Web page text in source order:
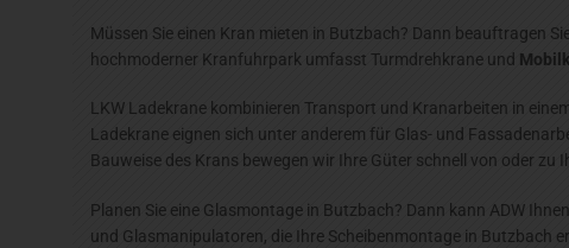
Müssen Sie einen Kran mieten in Butzbach? Dann beauftragen
hochmoderner Kranfuhrpark umfasst Turmdrehkrane und
LKW Ladekrane kombinieren Transport und Kranarbeiten in
Ladekrane eignen sich unter anderem für Glas- und
Bauweise des Krans bewegen wir Ihre Güter schnell von oder
Planen Sie eine Glasmontage in Butzbach? Dann kann ADW
und Glasmanipulatoren, die Ihre Scheibenmontage in Butzbach